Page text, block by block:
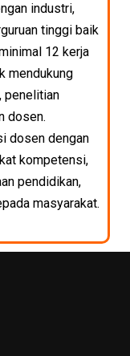
industri,
tinggi baik
12 kerja
mendukung
penelitian
dosen.
dosen dengan
kompetensi,
pendidikan,
masyarakat.